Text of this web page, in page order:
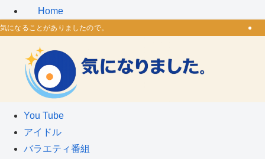
Home
気になることがありましたので。
You Tube
アイドル
バラエティ番組